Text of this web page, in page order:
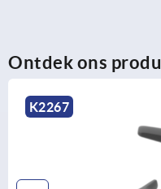
Ontdek ons